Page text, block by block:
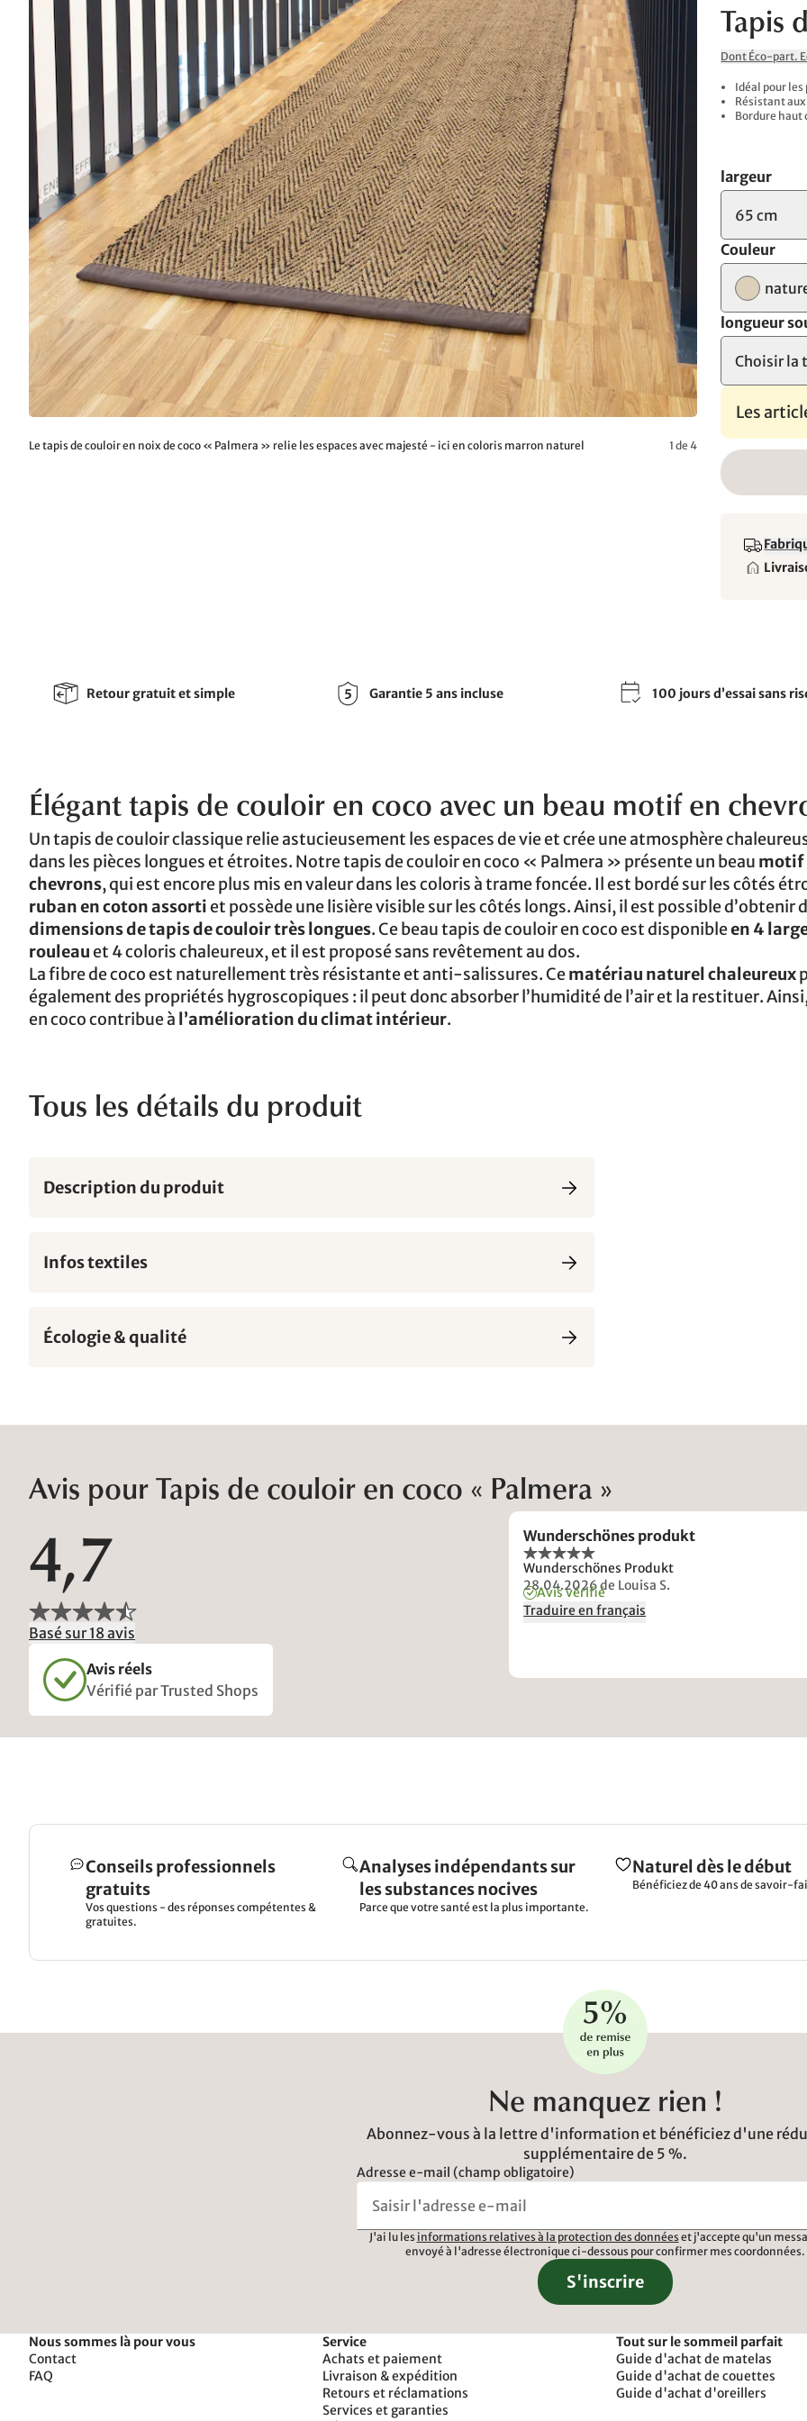
Le tapis de couloir en noix de coco « Palmera » relie les espaces avec majesté - ici en coloris marron naturel 1 de 4
Tapis
Dont Éco-part.
Idéal pour
Résistant
Bordure haut
largeur
65 cm
Couleur
longueur
Choisir la
Les
Retour gratuit et simple Garantie 5 ans incluse 100 jours d’essai sans
Élégant tapis de couloir en coco avec un beau motif en
Un tapis de couloir classique relie astucieusement les espaces de vie et crée une atmosphère
dans les pièces longues et étroites. Notre tapis de couloir en coco « Palmera » présente un beau motif
chevrons, qui est encore plus mis en valeur dans les coloris à trame foncée. Il est bordé sur les côtés
ruban en coton assorti et possède une lisière visible sur les côtés longs. Ainsi, il est possible d’obtenir
dimensions de tapis de couloir très longues. Ce beau tapis de couloir en coco est disponibleen 4
rouleau et 4 coloris chaleureux, et il est proposé sans revêtement au dos.
La fibre de coco est naturellement très résistante et anti-salissures. Cematériau naturel chaleureux
également des propriétés hygroscopiques : il peut donc absorber l’humidité de l’air et la restituer.
en coco contribue à l’amélioration du climat intérieur.
Tous les détails du produit
Description du produit
Infos textiles
Écologie & qualité
Avis pour Tapis de couloir en coco « Palmera »
4,7
Basé sur 18 avis
Avis réels
Vérifié par Trusted Shops
Wunderschönes produkt
Wunderschönes Produkt
28.04.2026de Louisa S.
Avis vérifié
Traduire en français
Conseils professionnels
gratuits
Vos questions - des réponses compétentes &
gratuites.
Analyses indépendants sur
les substances nocives
Parce que votre santé est la plus importante.
Naturel dès le début
Bénéficiez de 40 ans de savoir-
Ne manquez rien !
Abonnez-vous à la lettre d'information et bénéficiez d'une
supplémentaire de 5 %.
Adresse e-mail (champ obligatoire)
J'ai lu les informations relatives à la protection des données et j'accepte qu'un
envoyé à l'adresse électronique ci-dessous pour confirmer mes coordonnées.
S'inscrire
Nous sommes là pour vous
Contact
FAQ
Service
Achats et paiement
Livraison & expédition
Retours et réclamations
Services et garanties
Tout sur le sommeil parfait
Guide d'achat de matelas
Guide d'achat de couettes
Guide d'achat d'oreillers